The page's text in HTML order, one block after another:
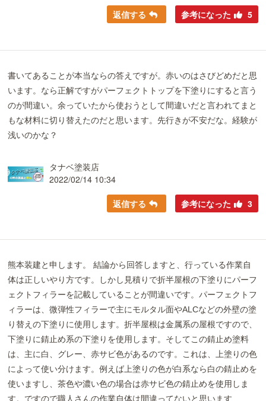
返信する 参考になった 5
書いてあることが本当ならの答えですが。赤いのはさびどめだと思
います。なら正解ですがパーフェクトトップを下塗りにすると言う
のが間違い。余っていたから使おうとして間違いだと言われてまと
もな材料に切り替えたのだと思います。先行きが不安だな。経験が
浅いのかな？
タナベ塗装店
2022/02/14 10:34
返信する 参考になった 3
熊本装建と申します。 結論から回答しますと、行っている作業自
体は正しいやり方です。しかし見積りで折半屋根の下塗りにパーフ
ェクトフィラーを記載していることが間違いです。パーフェクトフ
ィラーは、微弾性フィラーで主にモルタル面やALCなどの外壁の塗
り替えの下塗りに使用します。折半屋根は金属系の屋根ですので、
下塗りに錆止め系の下塗りを使用します。そしてこの錆止め塗料
は、主に白、グレー、赤サビ色があるのです。これは、上塗りの色
によって使い分けます。例えば上塗りの色が白系なら白の錆止めを
使いますし、茶色や濃い色の場合は赤サビ色の錆止めを使用しま
す。ですので職人さんの作業自体は間違ってないと思います